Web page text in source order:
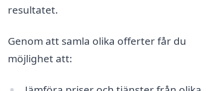
resultatet.
Genom att samla olika offerter får du
möjlighet att: